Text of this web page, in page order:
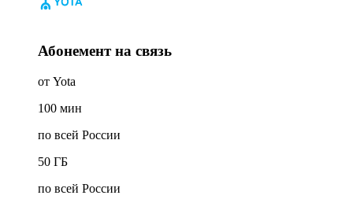
Абонемент на связь
от Yota
100 мин
по всей России
50 ГБ
по всей России